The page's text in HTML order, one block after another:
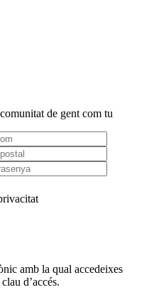
de gent com tu
amb la qual accedeixes
d’accés.